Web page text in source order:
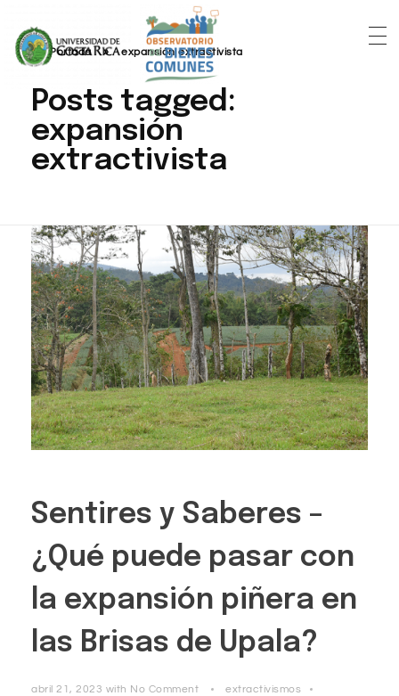
Portada » expansión extractivista
Posts tagged:
expansión
extractivista
Sentires y Saberes –
¿Qué puede pasar con
la expansión piñera en
las Brisas de Upala?
abril 21, 2023 with No Comment
extractivismos